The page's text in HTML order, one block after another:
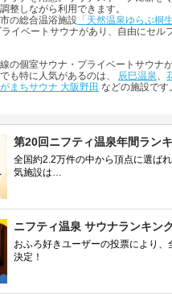
整しながら利用できます。
の総合温浴施設 「天然温泉ゆらぶ桐生
イベートサウナがあり、自由にセル
の個室サウナ・プライベートサウナ
も特に人気があるのは、 辰巳温泉、
まちサウナ 大阪野田 などの施設です
第20回ニフティ温泉年間ラン
全国約2.2万件の中から頂点に選ば
気施設は…
ニフティ温泉 サウナランキン
おふろ好きユーザーの投票により
決定！